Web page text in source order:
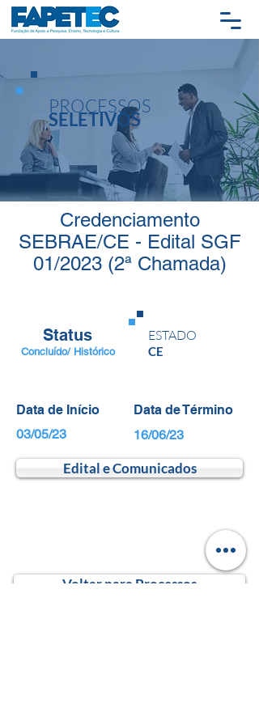
SELETIVOS
PROCESSOS
Credenciamento
SEBRAE/CE - Edital SGF
01/2023 (2ª Chamada)
Status
Concluído/ Histórico
ESTADO
CE
Data de Início
03/05/23
Data de Término
16/06/23
Edital e Comunicados
Voltar para Processos